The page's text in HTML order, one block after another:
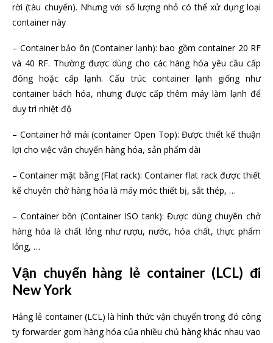
rời (tàu chuyến). Nhưng với số lượng nhỏ có thể xử dụng loại
container này
– Container bảo ôn (Container lạnh): bao gồm container 20 RF
và 40 RF. Thường được dùng cho các hàng hóa yêu cầu cấp
đông hoặc cấp lạnh. Cấu trúc container lạnh giống như
container bách hóa, nhưng được cấp thêm máy làm lạnh để
duy trì nhiệt độ
– Container hở mái (container Open Top): Được thiết kế thuận
lợi cho việc vận chuyển hàng hóa, sản phẩm dài
– Container mặt bằng (Flat rack): Container flat rack được thiết
kế chuyên chở hàng hóa là máy móc thiết bị, sắt thép, …
– Container bồn (Container ISO tank): Được dùng chuyên chở
hàng hóa là chất lỏng như rượu, nước, hóa chất, thực phẩm
lỏng, …
Vận chuyển hàng lẻ container (LCL) đi
New York
Hảng lẻ container (LCL) là hình thức vận chuyển trong đó công
ty forwarder gom hàng hóa của nhiều chủ hàng khác nhau vao